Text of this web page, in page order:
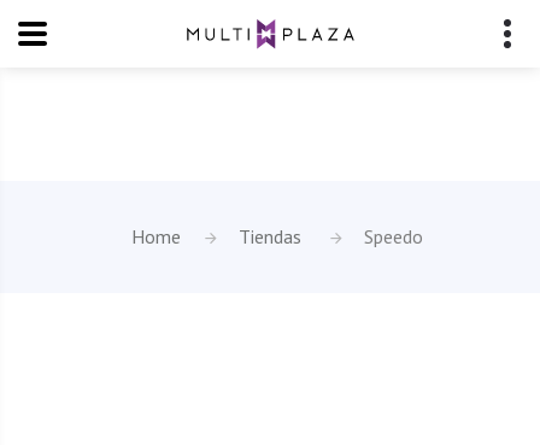
Home Tiendas Speedo